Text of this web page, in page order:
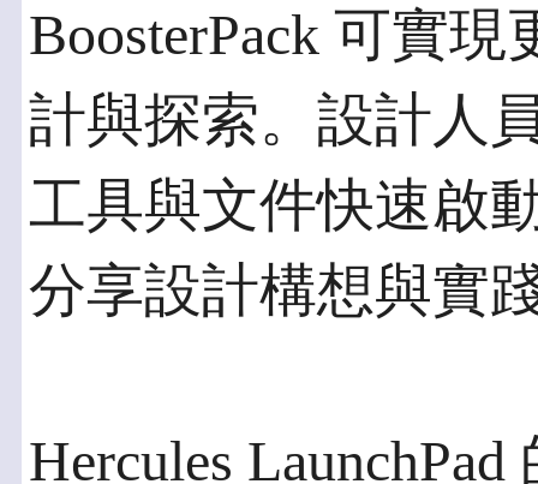
BoosterPack 可實
計與探索。設計人
工具與文件快速啟
分享設計構想與實
Hercules